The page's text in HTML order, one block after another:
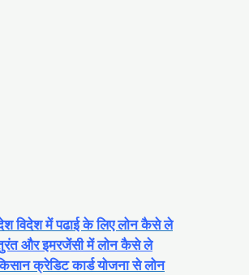
विदेश में पढाई के लिए लोन कैसे ले
और इमरजेंसी में लोन कैसे ले
क्रेडिट कार्ड योजना से लोन